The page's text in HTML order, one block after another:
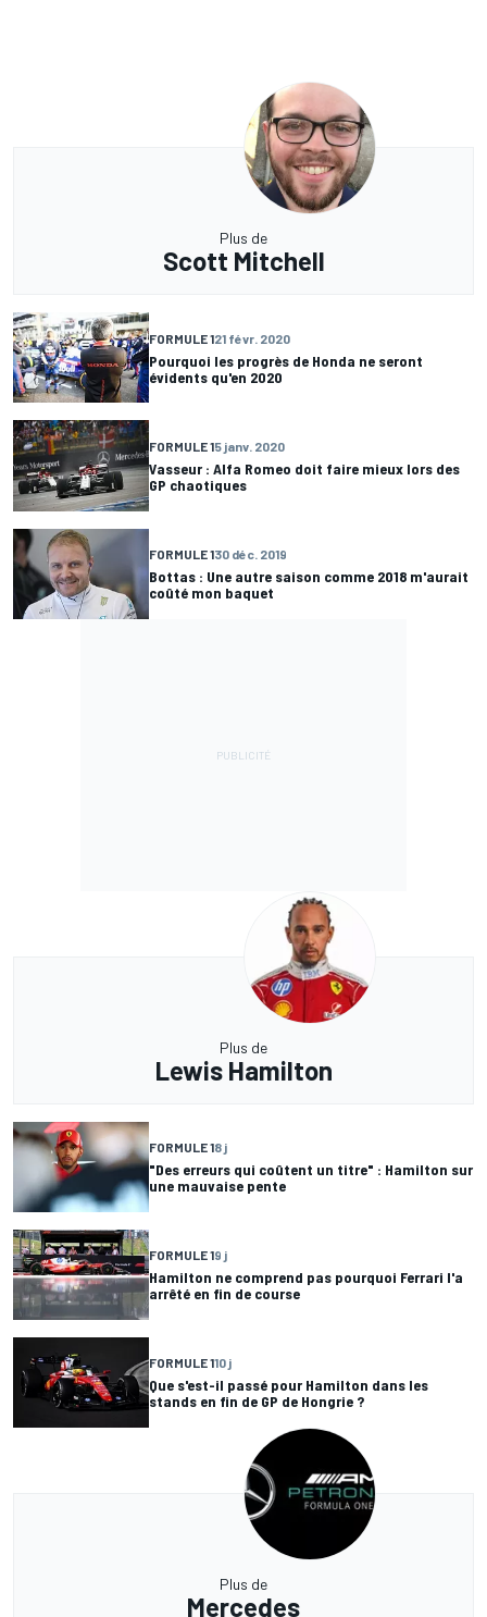
Plus de
Scott Mitchell
FORMULE 121 févr. 2020
Pourquoi les progrès de Honda ne seront
évidents qu'en 2020
FORMULE 15 janv. 2020
Vasseur : Alfa Romeo doit faire mieux lors des
GP chaotiques
FORMULE 130 déc. 2019
Bottas : Une autre saison comme 2018 m'aurait
coûté mon baquet
Plus de
Lewis Hamilton
FORMULE 18 j
"Des erreurs qui coûtent un titre" : Hamilton sur
une mauvaise pente
FORMULE 19 j
Hamilton ne comprend pas pourquoi Ferrari l'a
arrêté en fin de course
FORMULE 110 j
Que s'est-il passé pour Hamilton dans les
stands en fin de GP de Hongrie ?
Plus de
Mercedes